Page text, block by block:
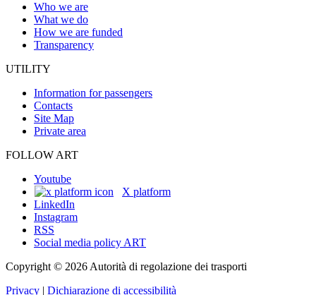
Who we are
What we do
How we are funded
Transparency
UTILITY
Information for passengers
Contacts
Site Map
Private area
FOLLOW ART
Youtube
X platform
LinkedIn
Instagram
RSS
Social media policy ART
Copyright © 2026 Autorità di regolazione dei trasporti
Privacy | Dichiarazione di accessibilità